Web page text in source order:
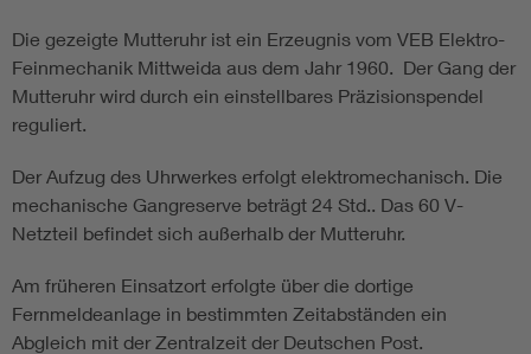
Die gezeigte Mutteruhr ist ein Erzeugnis vom VEB Elektro-
Feinmechanik Mittweida aus dem Jahr 1960. Der Gang der
Mutteruhr wird durch ein einstellbares Präzisionspendel
reguliert.
Der Aufzug des Uhrwerkes erfolgt elektromechanisch. Die
mechanische Gangreserve beträgt 24 Std.. Das 60 V-
Netzteil befindet sich außerhalb der Mutteruhr.
Am früheren Einsatzort erfolgte über die dortige
Fernmeldeanlage in bestimmten Zeitabständen ein
Abgleich mit der Zentralzeit der Deutschen Post.